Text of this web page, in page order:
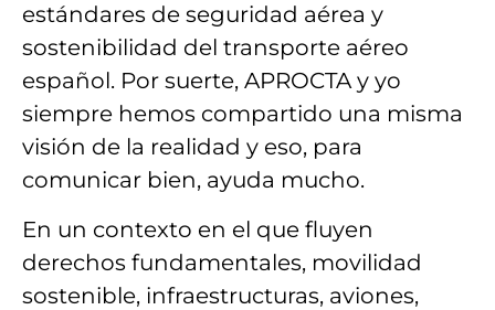
estándares de seguridad aérea y
sostenibilidad del transporte aéreo
español. Por suerte, APROCTA y yo
siempre hemos compartido una misma
visión de la realidad y eso, para
comunicar bien, ayuda mucho.
En un contexto en el que fluyen
derechos fundamentales, movilidad
sostenible, infraestructuras, aviones,